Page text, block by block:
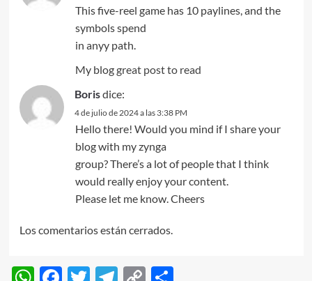
This five-reel game has 10 paylines, and the
symbols spend
in anyy path.
My bloggreat post to read
Borisdice:
4 de julio de 2024 a las 3:38 PM
Hello there! Would you mind if I share your
blog with my zynga
group? There’s a lot of people that I think
would really enjoy your content.
Please let me know. Cheers
Los comentarios están cerrados.